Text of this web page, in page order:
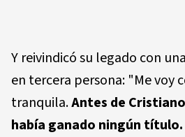
Y reivindicó su legado con
en tercera persona: "Me voy
tranquila.Antes de
había ganado ningún título.